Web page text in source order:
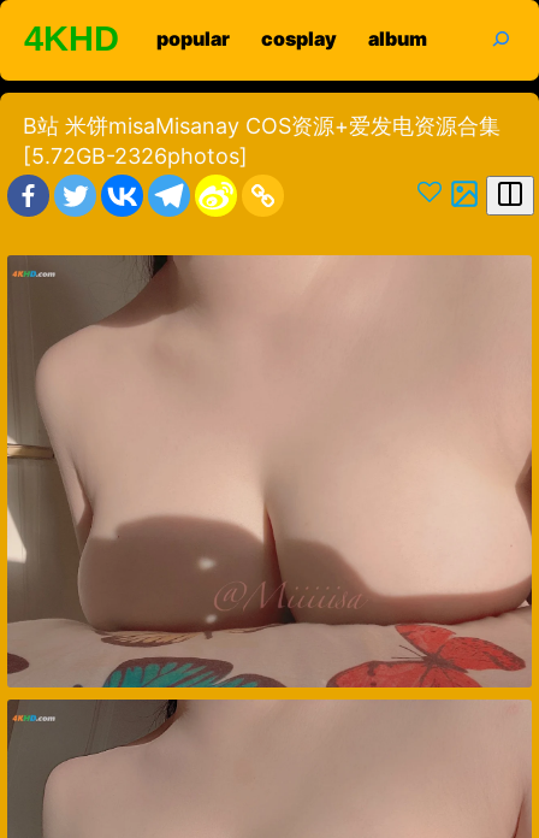
Skip
content
4KHD popular cosplay album
B站 米饼misaMisanay COS资源+爱发电资源合集
[5.72GB-2326photos]